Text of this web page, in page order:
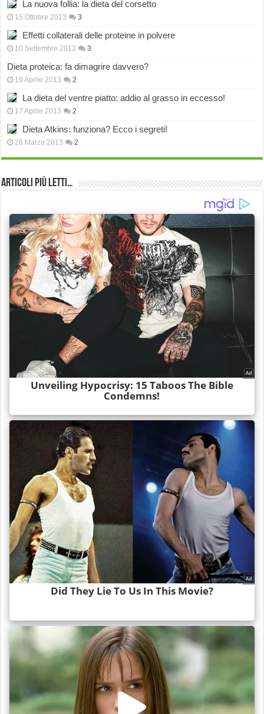
La nuova follia: la dieta del corsetto
15 Ottobre 2013 3
Effetti collaterali delle proteine in polvere
10 Settembre 2013 3
Dieta proteica: fa dimagrire davvero?
19 Aprile 2013 2
La dieta del ventre piatto: addio al grasso in eccesso!
17 Aprile 2013 2
Dieta Atkins: funziona? Ecco i segreti!
26 Marzo 2013 2
Articoli più Letti…